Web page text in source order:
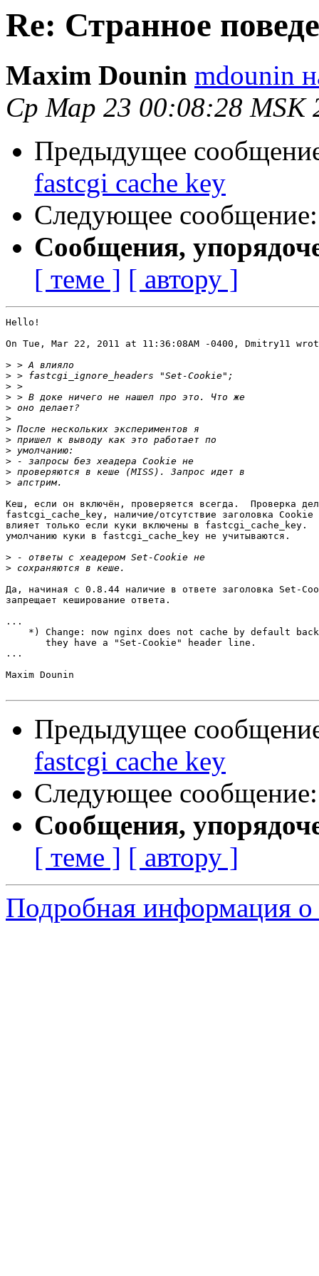
Re: Странное
Maxim Dounin mdounin
Ср Мар 23 00:08:28 MSK
Предыдущее
fastcgi cache key
Следующее
Сообщения,
[ теме ] [ автору ]
Hello!
On Tue, Mar 22, 2011 at 11:36:08AM -0400, Dmitry11
>
>
>
>
>
>
>
>
>
>
>
>
Кеш, если он включён, проверяется всегда.  Проверка
fastcgi_cache_key, наличие/отсутствие заголовка
влияет только если куки включены в fastcgi_cache_key.
умолчанию куки в fastcgi_cache_key не учитываются.
>
>
Да, начиная c 0.8.44 наличие в ответе заголовка Set-
запрещает кеширование ответа.
...
*) Change: now nginx does not cache by default
       they have a "Set-Cookie" header line.
...
Maxim Dounin
Предыдущее
fastcgi cache key
Следующее
Сообщения,
[ теме ] [ автору ]
Подробная информация